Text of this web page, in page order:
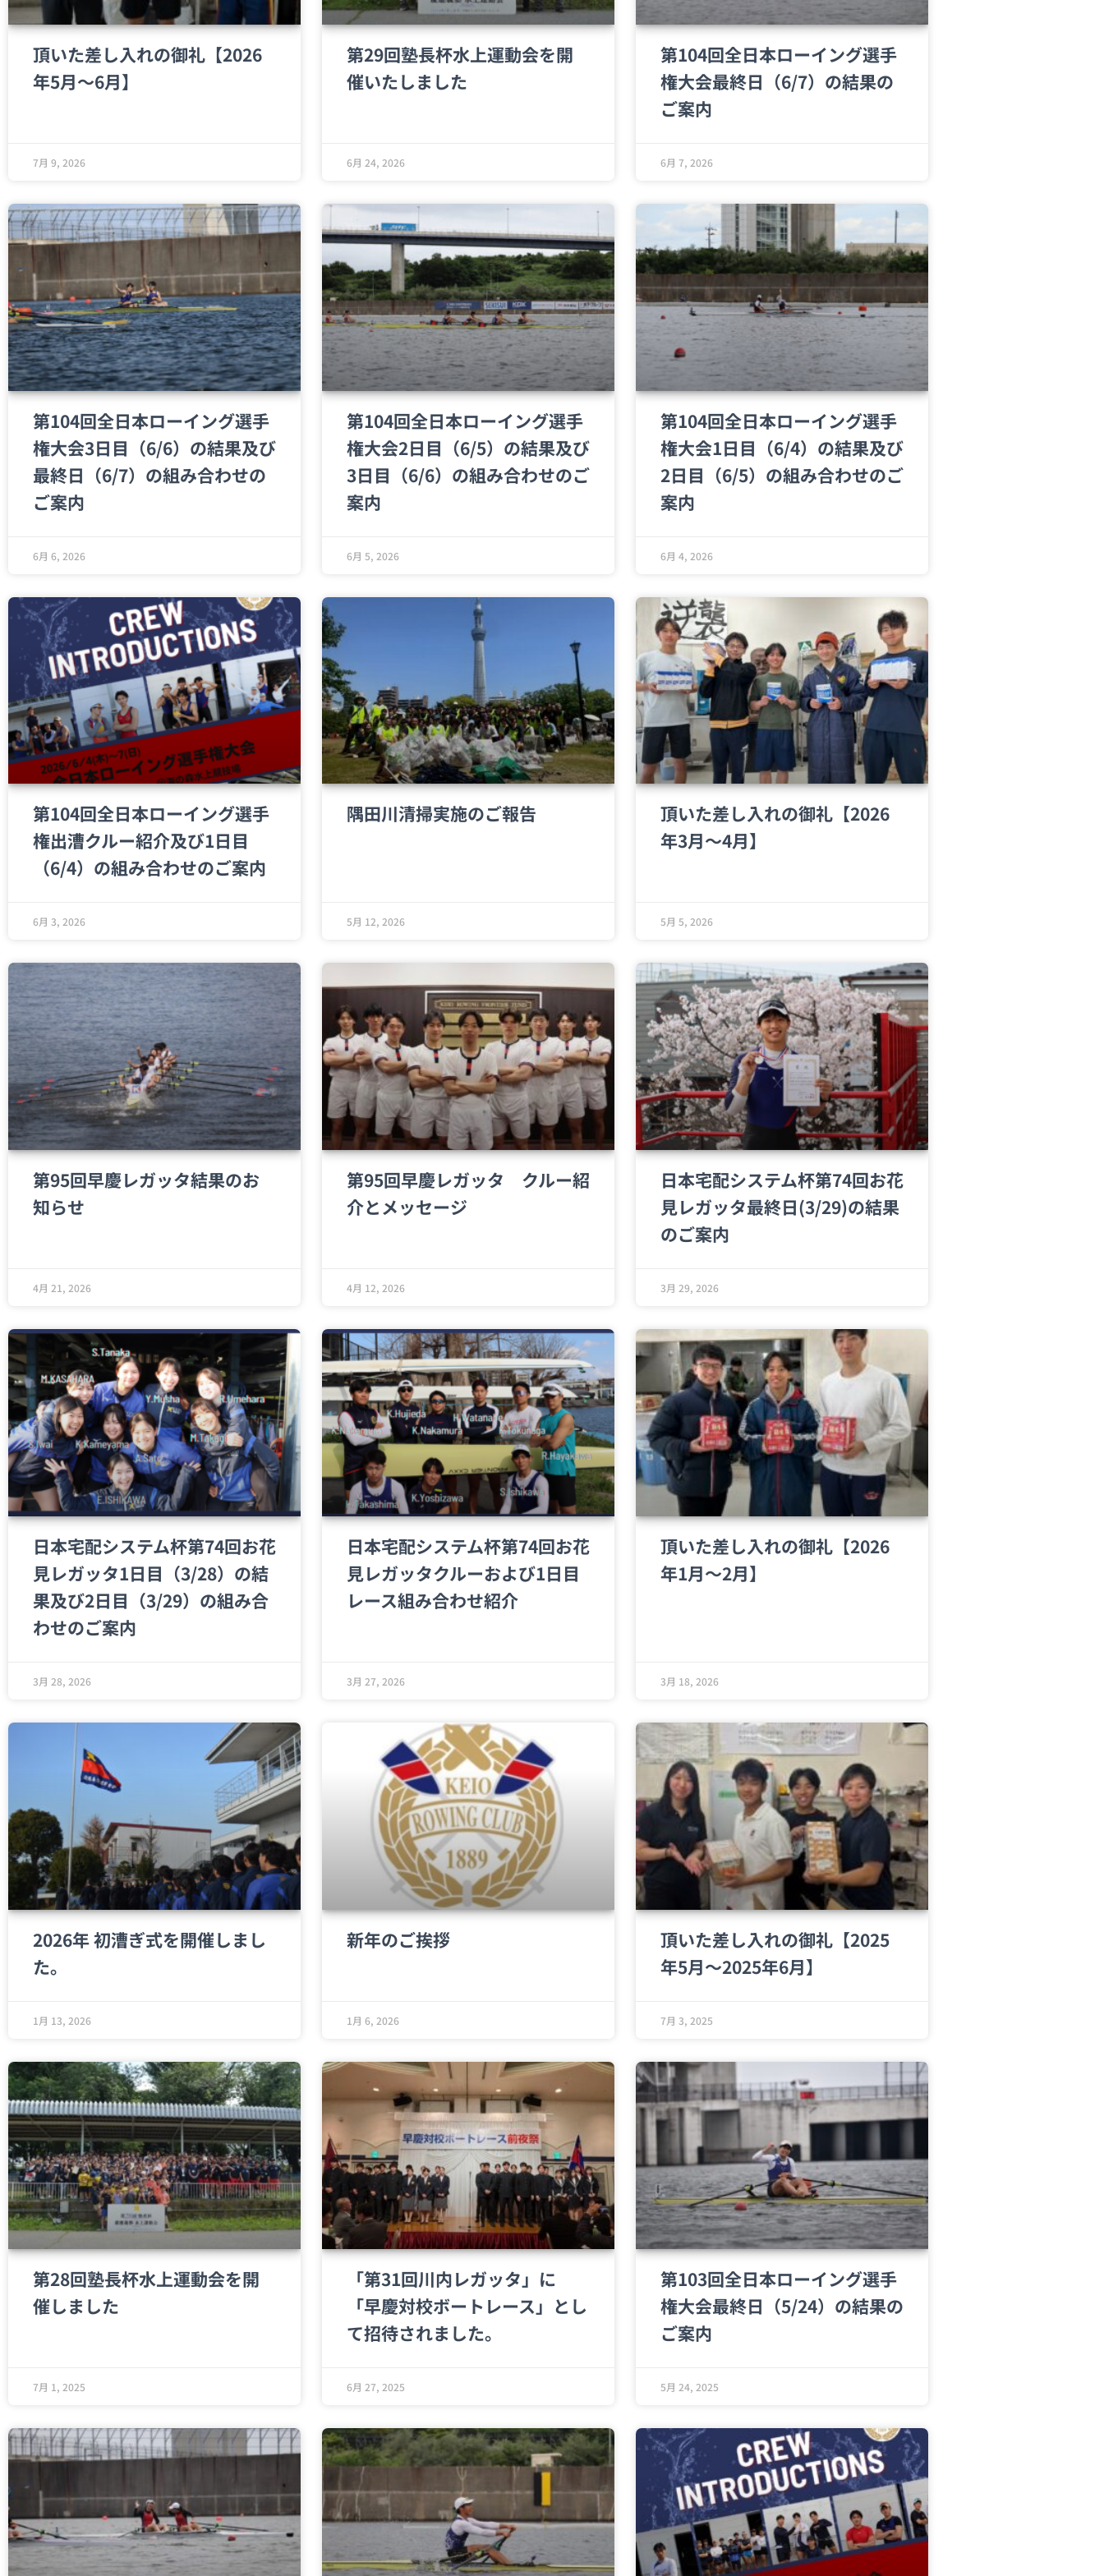
頂いた差し入れの御礼【2026
年5月～6月】
7月 9, 2026
第29回塾長杯水上運動会を開
催いたしました
6月 24, 2026
第104回全日本ローイング選手
権大会最終日（6/7）の結果の
ご案内
6月 7, 2026
第104回全日本ローイング選手
権大会3日目（6/6）の結果及び
最終日（6/7）の組み合わせの
ご案内
6月 6, 2026
第104回全日本ローイング選手
権大会2日目（6/5）の結果及び
3日目（6/6）の組み合わせのご
案内
6月 5, 2026
第104回全日本ローイング選手
権大会1日目（6/4）の結果及び
2日目（6/5）の組み合わせのご
案内
6月 4, 2026
第104回全日本ローイング選手
権出漕クルー紹介及び1日目
（6/4）の組み合わせのご案内
6月 3, 2026
隅田川清掃実施のご報告
5月 12, 2026
頂いた差し入れの御礼【2026
年3月～4月】
5月 5, 2026
第95回早慶レガッタ結果のお
知らせ
4月 21, 2026
第95回早慶レガッタ クルー紹
介とメッセージ
4月 12, 2026
日本宅配システム杯第74回お花
見レガッタ最終日(3/29)の結果
のご案内
3月 29, 2026
日本宅配システム杯第74回お花
見レガッタ1日目（3/28）の結
果及び2日目（3/29）の組み合
わせのご案内
3月 28, 2026
日本宅配システム杯第74回お花
見レガッタクルーおよび1日目
レース組み合わせ紹介
3月 27, 2026
頂いた差し入れの御礼【2026
年1月～2月】
3月 18, 2026
2026年 初漕ぎ式を開催しまし
た。
1月 13, 2026
新年のご挨拶
1月 6, 2026
頂いた差し入れの御礼【2025
年5月〜2025年6月】
7月 3, 2025
第28回塾長杯水上運動会を開
催しました
7月 1, 2025
「第31回川内レガッタ」に
「早慶対校ボートレース」とし
て招待されました。
6月 27, 2025
第103回全日本ローイング選手
権大会最終日（5/24）の結果の
ご案内
5月 24, 2025